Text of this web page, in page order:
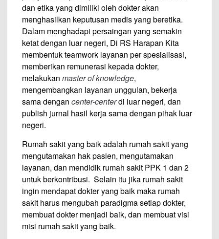
dan etika yang dimiliki oleh dokter akan
menghasilkan keputusan medis yang beretika.
Dalam menghadapi persaingan yang semakin
ketat dengan luar negeri, Di RS Harapan Kita
membentuk teamwork layanan per spesialisasi,
memberikan remunerasi kepada dokter,
melakukan master of knowledge,
mengembangkan layanan unggulan, bekerja
sama dengan center-centerdi luar negeri, dan
publish jurnal hasil kerja sama dengan pihak luar
negeri.
Rumah sakit yang baik adalah rumah sakit yang
mengutamakan hak pasien, mengutamakan
layanan, dan mendidik rumah sakit PPK 1 dan 2
untuk berkontribusi. Selain itu jika rumah sakit
ingin mendapat dokter yang baik maka rumah
sakit harus mengubah paradigma setiap dokter,
membuat dokter menjadi baik, dan membuat visi
misi rumah sakit yang baik.